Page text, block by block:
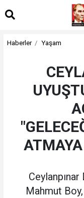
Haberler Yaşam
Mahmut